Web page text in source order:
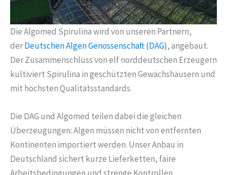
Die Algomed Spirulina wird von unseren Partnern,
derDeutschen Algen Genossenschaft (DAG), angebaut.
Der Zusammenschluss von elf norddeutschen Erzeugern
kultiviert Spirulina in geschützten Gewächshäusern und
mit höchsten Qualitätsstandards.
Die DAG und Algomed teilen dabei die gleichen
Überzeugungen: Algen müssen nicht von entfernten
Kontinenten importiert werden. Unser Anbau in
Deutschland sichert kurze Lieferketten, faire